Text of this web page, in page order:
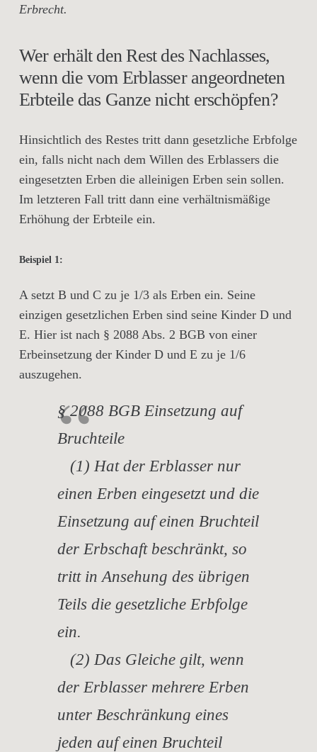
Erbrecht.
Wer erhält den Rest des Nachlasses,
wenn die vom Erblasser angeordneten
Erbteile das Ganze nicht erschöpfen?
Hinsichtlich des Restes tritt dann gesetzliche Erbfolge
ein, falls nicht nach dem Willen des Erblassers die
eingesetzten Erben die alleinigen Erben sein sollen.
Im letzteren Fall tritt dann eine verhältnismäßige
Erhöhung der Erbteile ein.
Beispiel 1:
A setzt B und C zu je 1/3 als Erben ein. Seine
einzigen gesetzlichen Erben sind seine Kinder D und
E. Hier ist nach § 2088 Abs. 2 BGB von einer
Erbeinsetzung der Kinder D und E zu je 1/6
auszugehen.
§ 2088 BGB Einsetzung auf
Bruchteile
(1) Hat der Erblasser nur
einen Erben eingesetzt und die
Einsetzung auf einen Bruchteil
der Erbschaft beschränkt, so
tritt in Ansehung des übrigen
Teils die gesetzliche Erbfolge
ein.
(2) Das Gleiche gilt, wenn
der Erblasser mehrere Erben
unter Beschränkung eines
jeden auf einen Bruchteil